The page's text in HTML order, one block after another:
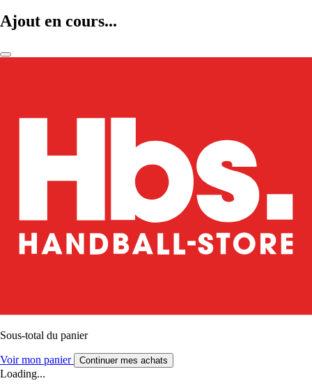
Ajout en cours...
Sous-total du panier
Voir mon panier Continuer mes achats
Loading...